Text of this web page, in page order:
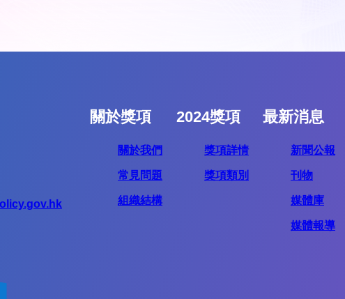
關於獎項
關於我們
常見問題
組織結構
2024獎項
獎項詳情
獎項類別
最新消息
新聞公報
刊物
媒體庫
媒體報導